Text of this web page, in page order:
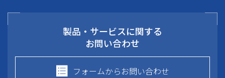
製品・サービスに関する
お問い合わせ
フォームからお問い合わせ